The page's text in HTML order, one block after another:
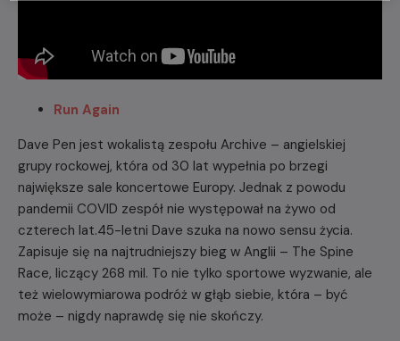
Run Again
Dave Pen jest wokalistą zespołu Archive – angielskiej
grupy rockowej, która od 30 lat wypełnia po brzegi
największe sale koncertowe Europy. Jednak z powodu
pandemii COVID zespół nie występował na żywo od
czterech lat.45-letni Dave szuka na nowo sensu życia.
Zapisuje się na najtrudniejszy bieg w Anglii – The Spine
Race, liczący 268 mil. To nie tylko sportowe wyzwanie, ale
też wielowymiarowa podróż w głąb siebie, która – być
może – nigdy naprawdę się nie skończy.